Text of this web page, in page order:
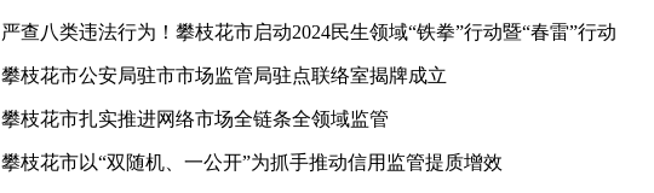
严查八类违法行为！攀枝花市启动2024民生领域“铁拳”行动暨“春雷”行动
攀枝花市公安局驻市市场监管局驻点联络室揭牌成立
攀枝花市扎实推进网络市场全链条全领域监管
攀枝花市以“双随机、一公开”为抓手推动信用监管提质增效